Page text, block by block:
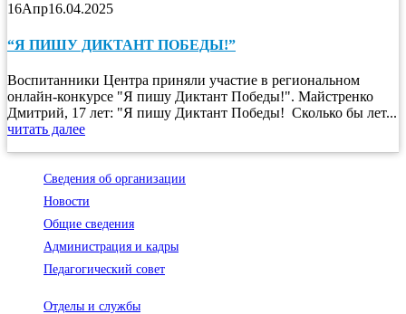
16Апр16.04.2025
“Я ПИШУ ДИКТАНТ ПОБЕДЫ!”
Воспитанники Центра приняли участие в региональном
онлайн-конкурсе "Я пишу Диктант Победы!". Майстренко
Дмитрий, 17 лет: "Я пишу Диктант Победы! Сколько бы лет...
читать далее
Сведения об организации
Новости
Общие сведения
Администрация и кадры
Педагогический совет
Отделы и службы